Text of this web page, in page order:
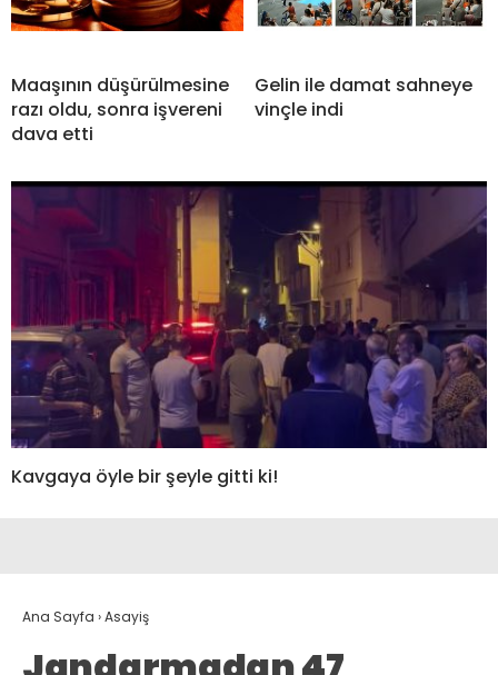
Maaşının düşürülmesine
razı oldu, sonra işvereni
dava etti
Gelin ile damat sahneye
vinçle indi
Kavgaya öyle bir şeyle gitti ki!
Ana Sayfa ›Asayiş